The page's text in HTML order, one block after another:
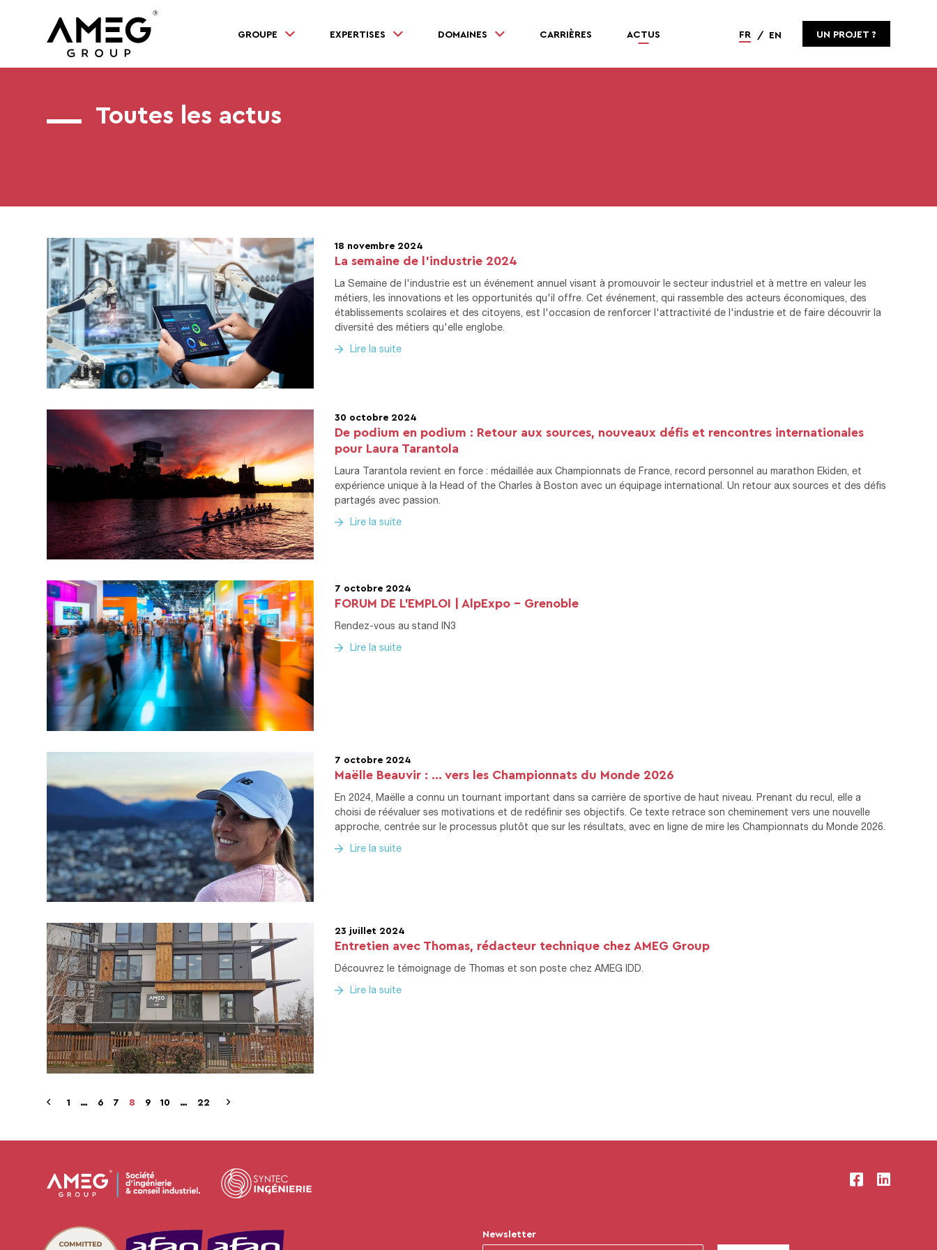
GROUPE EXPERTISES DOMAINES CARRIÈRES ACTUS FR EN UN PROJET ?
Toutes les actus
18 novembre 2024
La semaine de l’industrie 2024
La Semaine de l'industrie est un événement annuel visant à promouvoir le secteur industriel et à mettre en valeur les
métiers, les innovations et les opportunités qu'il offre. Cet événement, qui rassemble des acteurs économiques, des
établissements scolaires et des citoyens, est l'occasion de renforcer l'attractivité de l'industrie et de faire découvrir la
diversité des métiers qu'elle englobe.
Lire la suite
30 octobre 2024
De podium en podium : Retour aux sources, nouveaux défis et rencontres internationales
pour Laura Tarantola
Laura Tarantola revient en force : médaillée aux Championnats de France, record personnel au marathon Ekiden, et
expérience unique à la Head of the Charles à Boston avec un équipage international. Un retour aux sources et des défis
partagés avec passion.
Lire la suite
7 octobre 2024
FORUM DE L’EMPLOI | AlpExpo – Grenoble
Rendez-vous au stand IN3
Lire la suite
7 octobre 2024
Maëlle Beauvir : … vers les Championnats du Monde 2026
En 2024, Maëlle a connu un tournant important dans sa carrière de sportive de haut niveau. Prenant du recul, elle a
choisi de réévaluer ses motivations et de redéfinir ses objectifs. Ce texte retrace son cheminement vers une nouvelle
approche, centrée sur le processus plutôt que sur les résultats, avec en ligne de mire les Championnats du Monde 2026.
Lire la suite
23 juillet 2024
Entretien avec Thomas, rédacteur technique chez AMEG Group
Découvrez le témoignage de Thomas et son poste chez AMEG IDD.
Lire la suite
1 … 6 7 8 9 10 … 22
Newsletter